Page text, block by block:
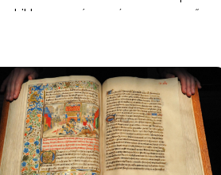
hagyomány még nagyon erősen
nemcsak Molière,
Proust vagy Rimbaud neve
meg a gyűjtőket, hanem a szép
nyomott, illusztrált, különleges
a dedikációk, a kéziratok, a
könyvtári provenienciák és a